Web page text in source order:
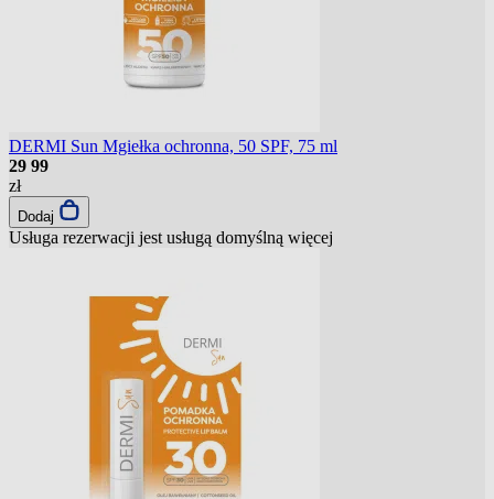
DERMI Sun Mgiełka ochronna, 50 SPF, 75 ml
29 99
zł
Dodaj
Usługa rezerwacji jest usługą domyślną więcej